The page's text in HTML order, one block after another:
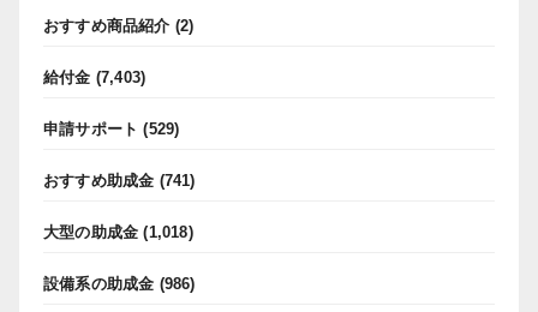
おすすめ商品紹介 (2)
給付金 (7,403)
申請サポート (529)
おすすめ助成金 (741)
大型の助成金 (1,018)
設備系の助成金 (986)